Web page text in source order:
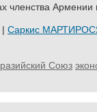
членства
| Саркис
Союз